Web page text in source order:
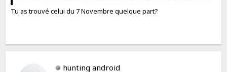
Tu as trouvé celui du 7 Novembre quelque part?
hunting android